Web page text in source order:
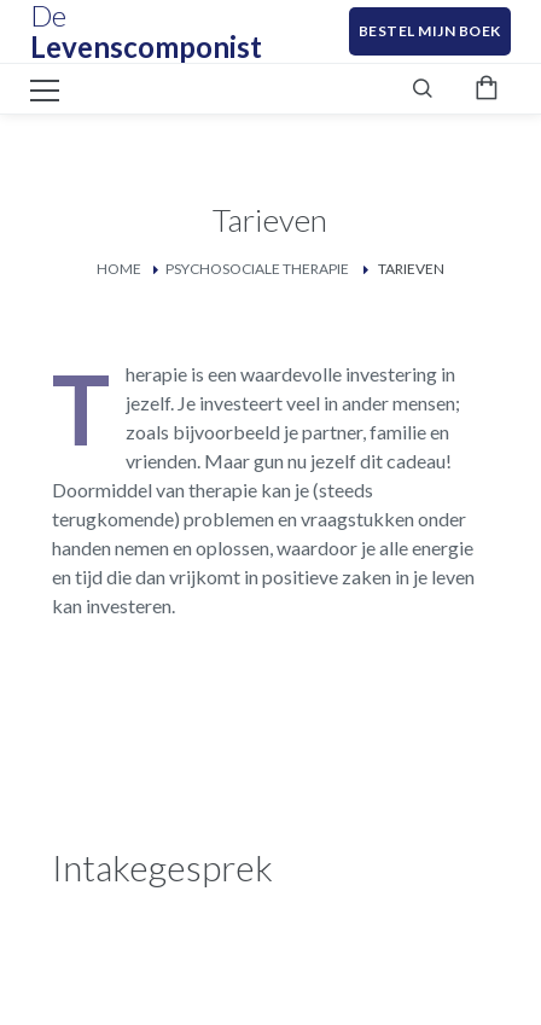
De
Levenscomponist
BESTEL MIJN BOEK
Tarieven
HOME PSYCHOSOCIALE THERAPIE TARIEVEN
T
herapie is een waardevolle investering in
jezelf. Je investeert veel in ander mensen;
zoals bijvoorbeeld je partner, familie en
vrienden. Maar gun nu jezelf dit cadeau!
Doormiddel van therapie kan je (steeds
terugkomende) problemen en vraagstukken onder
handen nemen en oplossen, waardoor je alle energie
en tijd die dan vrijkomt in positieve zaken in je leven
kan investeren.
Intakegesprek